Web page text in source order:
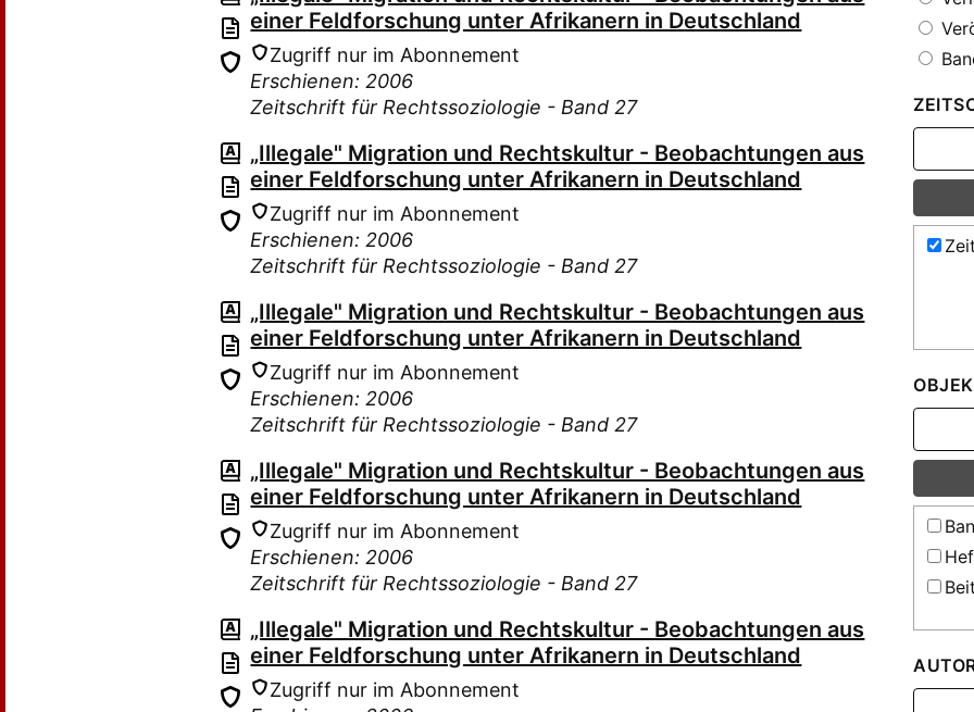
einer Feldforschung unter Afrikanern in Deutschland
Zugriff nur im Abonnement
Erschienen: 2006
Zeitschrift für Rechtssoziologie - Band 27
„Illegale" Migration und Rechtskultur - Beobachtungen aus
einer Feldforschung unter Afrikanern in Deutschland
Zugriff nur im Abonnement
Erschienen: 2006
Zeitschrift für Rechtssoziologie - Band 27
„Illegale" Migration und Rechtskultur - Beobachtungen aus
einer Feldforschung unter Afrikanern in Deutschland
Zugriff nur im Abonnement
Erschienen: 2006
Zeitschrift für Rechtssoziologie - Band 27
„Illegale" Migration und Rechtskultur - Beobachtungen aus
einer Feldforschung unter Afrikanern in Deutschland
Zugriff nur im Abonnement
Erschienen: 2006
Zeitschrift für Rechtssoziologie - Band 27
„Illegale" Migration und Rechtskultur - Beobachtungen aus
einer Feldforschung unter Afrikanern in Deutschland
Zugriff nur im Abonnement